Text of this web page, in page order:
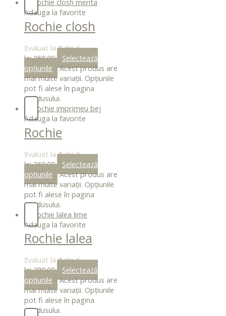
Adauga la favorite
Rochie closh
menta
Evaluat la0din 5
lei250.00
Selectează
opțiunile
Acest produs are
mai multe variații. Opțiunile
pot fi alese în pagina
produsului.
Adauga la favorite
Rochie
imprimeu bej
Evaluat la0din 5
lei260.00
Selectează
opțiunile
Acest produs are
mai multe variații. Opțiunile
pot fi alese în pagina
produsului.
Adauga la favorite
Rochie lalea
lime
Evaluat la0din 5
lei280.00
Selectează
opțiunile
Acest produs are
mai multe variații. Opțiunile
pot fi alese în pagina
produsului.